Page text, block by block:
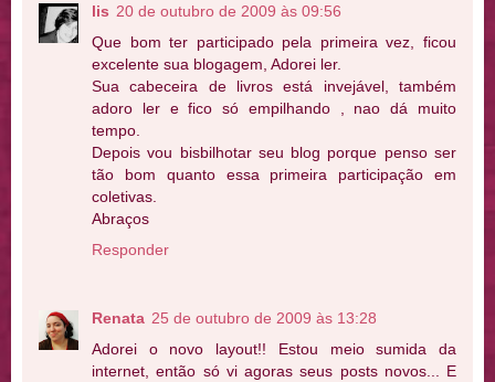
lis 20 de outubro de 2009 às 09:56
Que bom ter participado pela primeira vez, ficou
excelente sua blogagem, Adorei ler.
Sua cabeceira de livros está invejável, também
adoro ler e fico só empilhando , nao dá muito
tempo.
Depois vou bisbilhotar seu blog porque penso ser
tão bom quanto essa primeira participação em
coletivas.
Abraços
Responder
Renata 25 de outubro de 2009 às 13:28
Adorei o novo layout!! Estou meio sumida da
internet, então só vi agoras seus posts novos... E